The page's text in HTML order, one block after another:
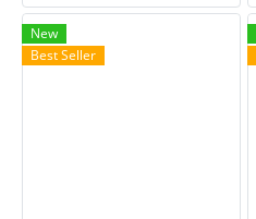
New
Best Seller